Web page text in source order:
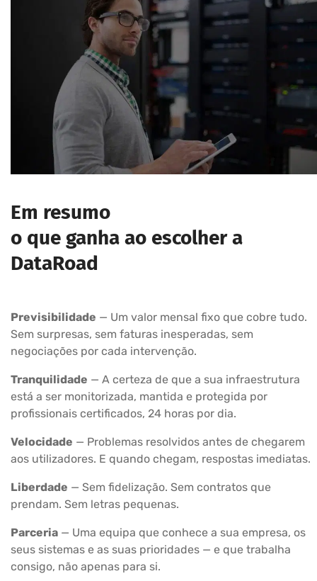
Em resumo
o que ganha ao escolher a
DataRoad
Previsibilidade — Um valor mensal fixo que cobre tudo.
Sem surpresas, sem faturas inesperadas, sem
negociações por cada intervenção.
Tranquilidade — A certeza de que a sua infraestrutura
está a ser monitorizada, mantida e protegida por
profissionais certificados, 24 horas por dia.
Velocidade — Problemas resolvidos antes de chegarem
aos utilizadores. E quando chegam, respostas imediatas.
Liberdade — Sem fidelização. Sem contratos que
prendam. Sem letras pequenas.
Parceria — Uma equipa que conhece a sua empresa, os
seus sistemas e as suas prioridades — e que trabalha
consigo, não apenas para si.